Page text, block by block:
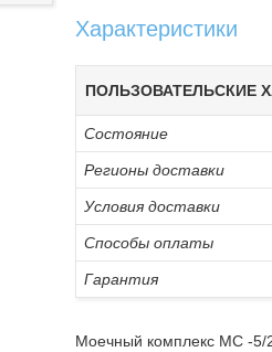
Характеристики
ПОЛЬЗОВАТЕЛЬСКИЕ
Состояние
Регионы доставки
Условия доставки
Способы оплаты
Гарантия
Моечный комплекс MC -5/